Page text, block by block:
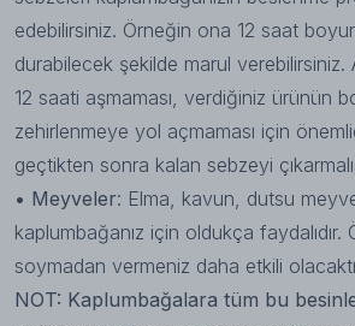
edebilirsiniz. Örneğin ona 12 saat
durabilecek şekilde marul verebilirsiniz.
12 saati aşmaması, verdiğiniz ürünün
zehirlenmeye yol açmaması için
geçtikten sonra kalan sebzeyi
• Meyveler: Elma, kavun, dutsu
kaplumbağanız için oldukça faydalıdır.
soymadan vermeniz daha etkili
NOT: Kaplumbağalara tüm bu